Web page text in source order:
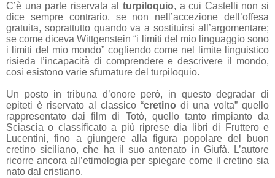
C’è una parte riservata al turpiloquio, a cui Castelli non si
dice sempre contrario, se non nell’accezione dell’offesa
gratuita, soprattutto quando va a sostituirsi all’argomentare;
se come diceva Wittgenstein “i limiti del mio linguaggio sono
i limiti del mio mondo” cogliendo come nel limite linguistico
risieda l’incapacità di comprendere e descrivere il mondo,
così esistono varie sfumature del turpiloquio.
Un posto in tribuna d’onore però, in questo degradar di
epiteti è riservato al classico “cretino di una volta” quello
rappresentato dai film di Totò, quello tanto rimpianto da
Sciascia o classificato a più riprese dia libri di Fruttero e
Lucentini, fino a giungere alla figura popolare del buon
cretino siciliano, che ha il suo antenato in Giufà. L’autore
ricorre ancora all’etimologia per spiegare come il cretino sia
nato dal cristiano.